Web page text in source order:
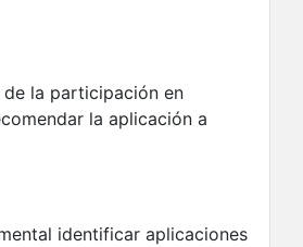
la participación en
la aplicación a
identificar aplicaciones